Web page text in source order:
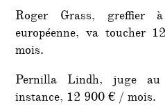
Roger Grass,
européenne, va toucher
mois.
Pernilla Lindh, juge au
instance, 12 900 € / mois.